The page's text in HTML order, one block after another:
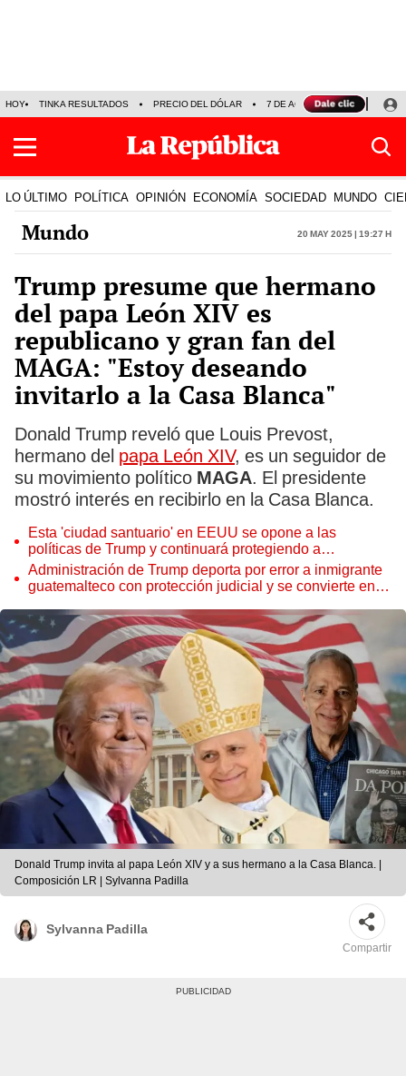
HOY TINKA RESULTADOS PRECIO DEL DÓLAR 7 DE AGOSTO OLLANTA
LO ÚLTIMO POLÍTICA OPINIÓN ECONOMÍA SOCIEDAD MUNDO
Mundo 20 May 2025 | 19:27 h
Trump presume que hermano
del papa León XIV es
republicano y gran fan del
MAGA: "Estoy deseando
invitarlo a la Casa Blanca"
Donald Trump reveló que Louis Prevost,
hermano del papa León XIV, es un seguidor de
su movimiento político MAGA. El presidente
mostró interés en recibirlo en la Casa Blanca.
Esta 'ciudad santuario' en EEUU se opone a las
políticas de Trump y continuará protegiendo a
inmigrantes: "Sin temor a la deportación"
Administración de Trump deporta por error a inmigrante
guatemalteco con protección judicial y se convierte en el
Donald Trump invita al papa León XIV y a sus hermano a la Casa Blanca. |
Composición LR | Sylvanna Padilla
Sylvanna Padilla
Compartir